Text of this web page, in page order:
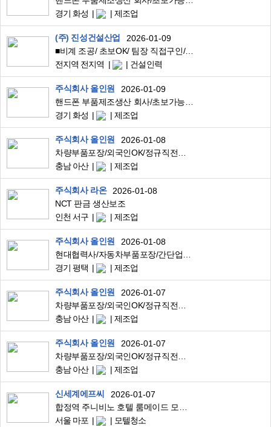
경기 화성
제조업
(주) 진성건설산업
2026-01-09
■비계 조공/ 초보OK/ 팀장 직접구인/ 텃세(폭언) 절대 없습/ 팀 분위기 중시/ 고단가
전지역 전지역
건설인력
주식회사 올인원
2026-01-09
경기 화성
제조업
주식회사 올인원
2026-01-08
충남 아산
제조업
주식회사 라온
2026-01-08
NCT 판금 생산보조
인천 서구
제조업
주식회사 올인원
2026-01-08
경기 평택
제조업
주식회사 올인원
2026-01-07
충남 아산
제조업
주식회사 올인원
2026-01-07
충남 아산
제조업
신세계에프씨
2026-01-07
서울 마포
모텔청소